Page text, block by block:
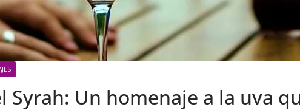
Syrah: Un homenaje a la uva